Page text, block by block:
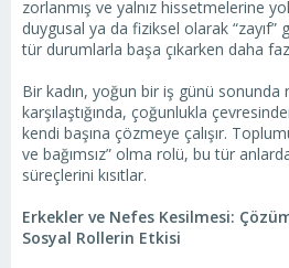
zorlanmış ve yalnız hissetmelerine
duygusal ya da fiziksel olarak “zayıf”
tür durumlarla başa çıkarken daha
Bir kadın, yoğun bir iş günü sonunda
karşılaştığında, çoğunlukla
kendi başına çözmeye çalışır.
ve bağımsız” olma rolü, bu tür
süreçlerini kısıtlar.
Erkekler ve Nefes Kesilmesi:
Sosyal Rollerin Etkisi